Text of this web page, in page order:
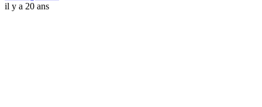
il y a 20 ans